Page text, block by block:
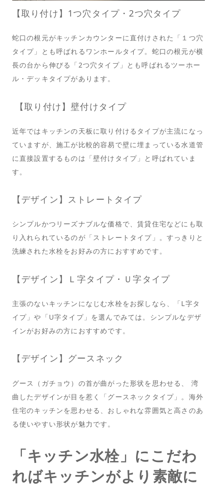
【取り付け】1つ穴タイプ・2つ穴タイプ
蛇口の根元がキッチンカウンターに直付けされた「１つ穴
タイプ」とも呼ばれるワンホールタイプ。蛇口の根元が横
長の台から伸びる「2つ穴タイプ」とも呼ばれるツーホー
ル・デッキタイプがあります。
【取り付け】壁付けタイプ
近年ではキッチンの天板に取り付けるタイプが主流になっ
ていますが、施工が比較的容易で壁に埋まっている水道管
に直接設置するものは「壁付けタイプ」と呼ばれていま
す。
【デザイン】ストレートタイプ
シンプルかつリーズナブルな価格で、賃貸住宅などにも取
り入れられているのが「ストレートタイプ」。すっきりと
洗練された水栓をお好みの方におすすめです。
【デザイン】Ｌ字タイプ・Ｕ字タイプ
主張のないキッチンになじむ水栓をお探しなら、「L字タ
イプ」や「U字タイプ」を選んでみては。シンプルなデザ
インがお好みの方におすすめです。
【デザイン】グースネック
グース（ガチョウ）の首が曲がった形状を思わせる、 湾
曲したデザインが目を惹く「グースネックタイプ」。海外
住宅のキッチンを思わせる、おしゃれな雰囲気と高さのあ
る使いやすい形状が魅力です。
「キッチン水栓」にこだわ
ればキッチンがより素敵に